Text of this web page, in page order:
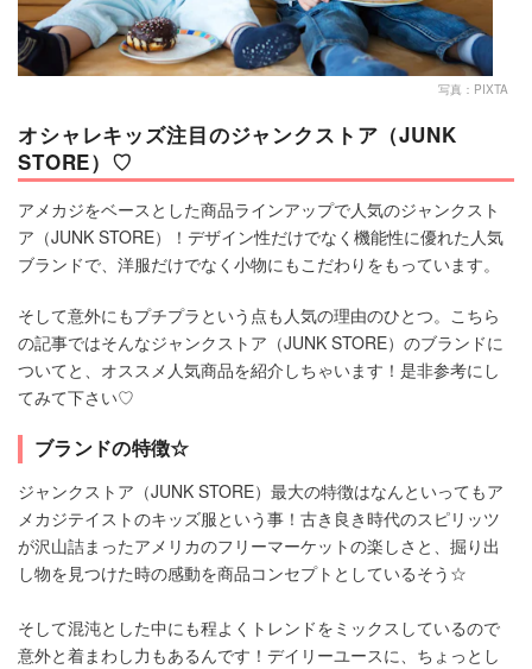
写真：PIXTA
オシャレキッズ注目のジャンクストア（JUNK
STORE）♡
アメカジをベースとした商品ラインアップで人気のジャンクスト
ア（JUNK STORE）！デザイン性だけでなく機能性に優れた人気
ブランドで、洋服だけでなく小物にもこだわりをもっています。
そして意外にもプチプラという点も人気の理由のひとつ。こちら
の記事ではそんなジャンクストア（JUNK STORE）のブランドに
ついてと、オススメ人気商品を紹介しちゃいます！是非参考にし
てみて下さい♡
ブランドの特徴☆
ジャンクストア（JUNK STORE）最大の特徴はなんといってもア
メカジテイストのキッズ服という事！古き良き時代のスピリッツ
が沢山詰まったアメリカのフリーマーケットの楽しさと、掘り出
し物を見つけた時の感動を商品コンセプトとしているそう☆
そして混沌とした中にも程よくトレンドをミックスしているので
意外と着まわし力もあるんです！デイリーユースに、ちょっとし